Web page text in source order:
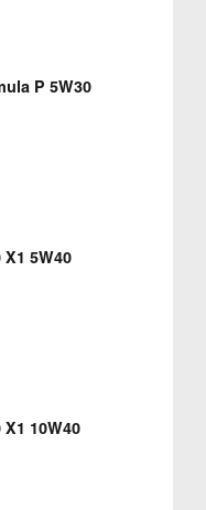
P 5W30
5W40
10W40